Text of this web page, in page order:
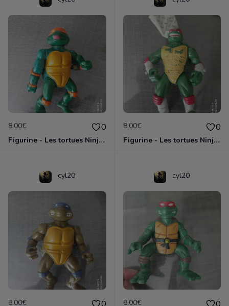
8.00€ 0
Figurine - Les tortues Ninja - Michaelangelo
8.00€ 0
Figurine - Les tortues Ninja - Raphael
cyl20
8.00€ 0
cyl20
8.00€ 0